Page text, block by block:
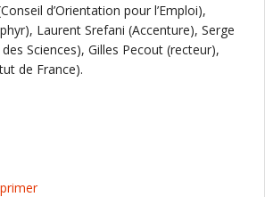
d’Orientation pour l’Emploi),
Laurent Srefani (Accenture), Serge
Sciences), Gilles Pecout (recteur),
de France).